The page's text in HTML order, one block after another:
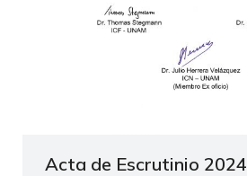
Acta de Escrutinio 2024